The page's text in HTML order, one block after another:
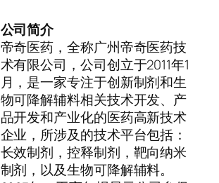
公司简介
帝奇医药，全称广州帝奇医药技
术有限公司，公司创立于2011年1
月，是一家专注于创新制剂和生
物可降解辅料相关技术开发、产
品开发和产业化的医药高新技术
企业，所涉及的技术平台包括：
长效制剂，控释制剂，靶向纳米
制剂，以及生物可降解辅料。